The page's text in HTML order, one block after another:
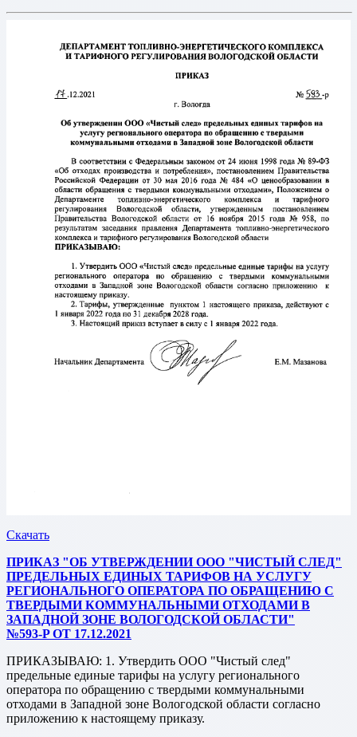
Скачать
ПРИКАЗ "ОБ УТВЕРЖДЕНИИ ООО "ЧИСТЫЙ СЛЕД"
ПРЕДЕЛЬНЫХ ЕДИНЫХ ТАРИФОВ НА УСЛУГУ
РЕГИОНАЛЬНОГО ОПЕРАТОРА ПО ОБРАЩЕНИЮ С
ТВЕРДЫМИ КОММУНАЛЬНЫМИ ОТХОДАМИ В
ЗАПАДНОЙ ЗОНЕ ВОЛОГОДСКОЙ ОБЛАСТИ"
№593-P ОТ 17.12.2021
ПРИКАЗЫВАЮ: 1. Утвердить ООО "Чистый след"
предельные единые тарифы на услугу регионального
оператора по обращению с твердыми коммунальными
отходами в Западной зоне Вологодской области согласно
приложению к настоящему приказу.